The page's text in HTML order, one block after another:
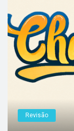
Revisão